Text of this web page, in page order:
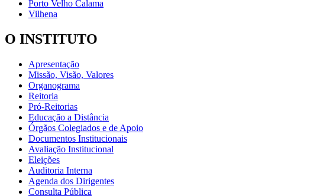
Porto Velho Calama
Vilhena
O INSTITUTO
Apresentação
Missão, Visão, Valores
Organograma
Reitoria
Pró-Reitorias
Educação a Distância
Órgãos Colegiados e de Apoio
Documentos Institucionais
Avaliação Institucional
Eleições
Auditoria Interna
Agenda dos Dirigentes
Consulta Pública